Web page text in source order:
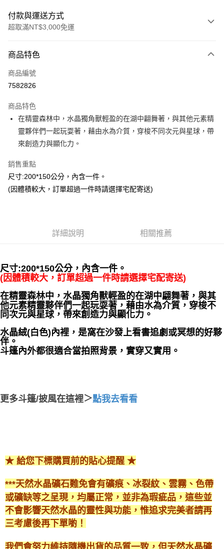
付款與運送方式
超取滿NT$3,000免運
信用卡一次付款
超商取貨付款
Apple Pay
街口支付
ATM付款
賣家宅配幫您送（台灣）
每筆NT$80，滿NT$3,000(含以上)免運費
郵局幫你送（離島）
付款後門市自取
免運費
商品特色
商品編號
7582826
商品特色
在精靈森林中，水晶獨角獸輕盈的在湖中翩舞著，與其他元素精
靈夥伴們一起玩耍著，藉由水為介質，穿梭不同次元與星球，帶
來創造力與顯化力。
銷售重點
尺寸:200*150公分，內含一件。
(因體積較大，訂單超過一件時請選擇宅配寄送)
詳細說明 相關推薦
尺寸:200*150公分，內含一件。
(因體積較大，訂單超過一件時請選擇宅配寄送)
在精靈森林中，水晶獨角獸輕盈的在湖中翩舞著，與其
他元素精靈夥伴們一起玩耍著，藉由水為介質，穿梭不
同次元與星球，帶來創造力與顯化力。
水晶絨(白色)內裡，是窩在沙發上看書追劇或冥想的好夥
伴。
斗篷內外都很適合當拍照背景，實穿又實用。
更多斗篷/披風在這裡＞點我去看看
★ 給您下標購買前的貼心提醒 ★
***天然水晶礦石難免會有礦痕、冰裂紋、雲霧、色帶
或礦缺等之呈現，均屬正常，並非為瑕疵品，這些並
不會影響天然水晶的靈性與功能，惟追求完美者請再
三考慮後再下單喲！
我們會努力維持隨機出貨的品質一致，但天然水晶礦